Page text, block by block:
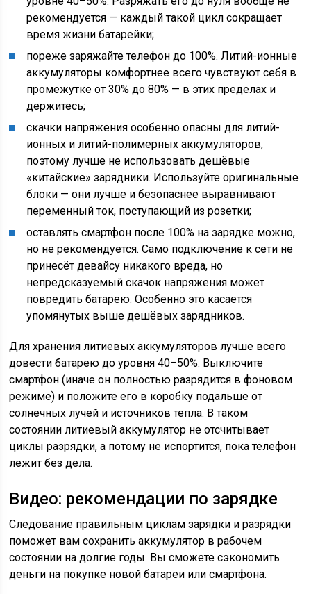
рекомендуется — каждый такой цикл сокращает
время жизни батарейки;
пореже заряжайте телефон до 100%. Литий-ионные
аккумуляторы комфортнее всего чувствуют себя в
промежутке от 30% до 80% — в этих пределах и
держитесь;
скачки напряжения особенно опасны для литий-
ионных и литий-полимерных аккумуляторов,
поэтому лучше не использовать дешёвые
«китайские» зарядники. Используйте оригинальные
блоки — они лучше и безопаснее выравнивают
переменный ток, поступающий из розетки;
оставлять смартфон после 100% на зарядке можно,
но не рекомендуется. Само подключение к сети не
принесёт девайсу никакого вреда, но
непредсказуемый скачок напряжения может
повредить батарею. Особенно это касается
упомянутых выше дешёвых зарядников.
Для хранения литиевых аккумуляторов лучше всего
довести батарею до уровня 40–50%. Выключите
смартфон (иначе он полностью разрядится в фоновом
режиме) и положите его в коробку подальше от
солнечных лучей и источников тепла. В таком
состоянии литиевый аккумулятор не отсчитывает
циклы разрядки, а потому не испортится, пока телефон
лежит без дела.
Видео: рекомендации по зарядке
Следование правильным циклам зарядки и разрядки
поможет вам сохранить аккумулятор в рабочем
состоянии на долгие годы. Вы сможете сэкономить
деньги на покупке новой батареи или смартфона.